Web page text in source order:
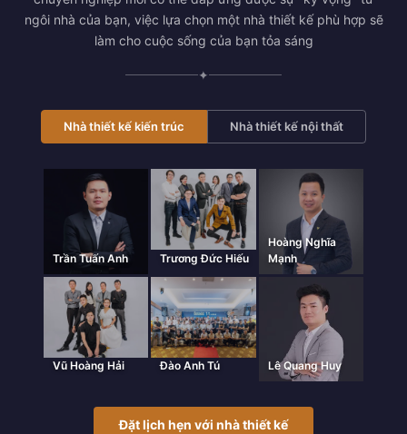
ngôi nhà của bạn, việc lựa chọn một nhà thiết kế phù hợp sẽ
làm cho cuộc sống của bạn tỏa sáng
✦
Nhà thiết kế kiến trúc Nhà thiết kế nội thất
Trần Tuấn Anh Trương Đức Hiếu
Hoàng Nghĩa
Mạnh
Vũ Hoàng Hải Đào Anh Tú Lê Quang Huy
Đặt lịch hẹn với nhà thiết kế